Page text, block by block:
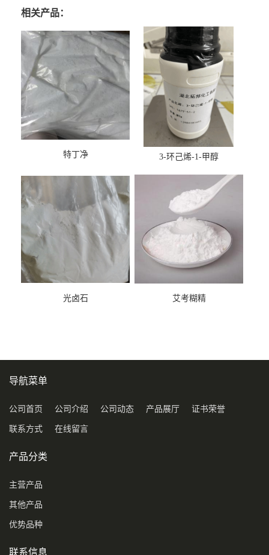
相关产品：
特丁净 3-环己烯-1-甲醇
光卤石 艾考糊精
导航菜单
公司首页 公司介绍 公司动态 产品展厅 证书荣誉
联系方式 在线留言
产品分类
主营产品
其他产品
优势品种
联系信息